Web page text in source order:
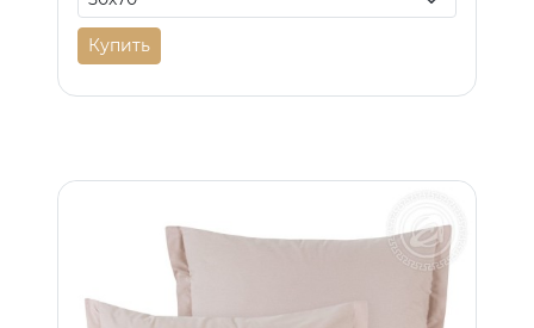
Купить